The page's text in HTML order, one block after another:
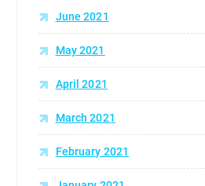
June 2021
May 2021
April 2021
March 2021
February 2021